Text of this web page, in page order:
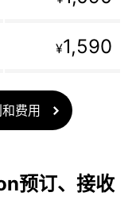
¥1,590
费用
预订、接收